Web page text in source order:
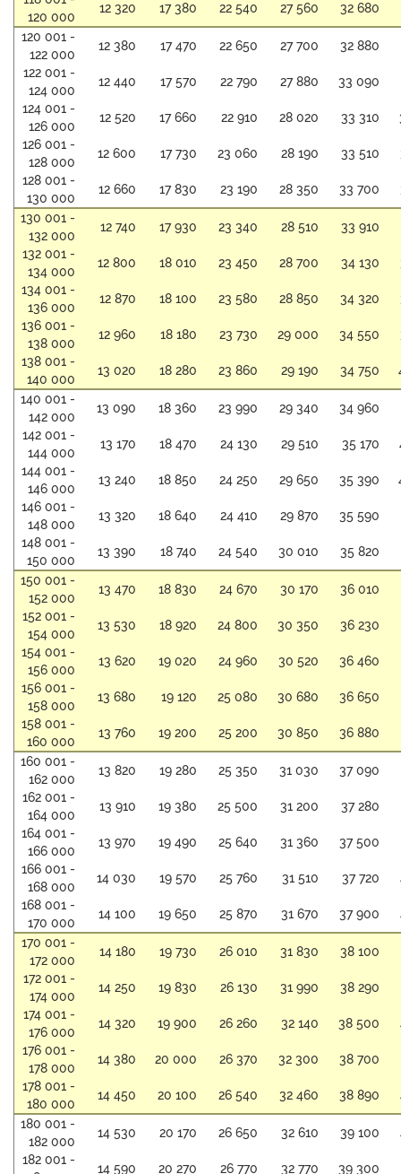
120 000
12 320 17 380 22 540 27 560
32 680
120 001 -
122 000
12 380 17 470 22 650 27 700
32 880
122 001 -
124 000
12 440 17 570 22 790 27 880
33 090
124 001 -
126 000
12 520 17 660 22 910 28 020 33 310
126 001 -
128 000
12 600 17 730 23 060 28 190 33 510
128 001 -
130 000
12 660 17 830 23 190 28 350 33 700
130 001 -
132 000
12 740 17 930 23 340 28 510
33 910
132 001 -
134 000
12 800 18 010 23 450 28 700 34 130
134 001 -
136 000
12 870 18 100 23 580 28 850 34 320
136 001 -
138 000
12 960 18 180 23 730 29 000 34 550
138 001 -
140 000
13 020 18 280 23 860 29 190 34 750
140 001 -
142 000
13 090 18 360 23 990 29 340
34 960
142 001 -
144 000
13 170 18 470 24 130 29 510 35 170
144 001 -
146 000
13 240 18 850 24 250 29 650 35 390
146 001 -
148 000
13 320 18 640 24 410 29 870
35 590
148 001 -
150 000
13 390 18 740 24 540 30 010
35 820
150 001 -
152 000
13 470 18 830 24 670 30 170
36 010
152 001 -
154 000
13 530 18 920 24 800 30 350
36 230
154 001 -
156 000
13 620 19 020 24 960 30 520
36 460
156 001 -
158 000
13 680 19 120 25 080 30 680
36 650
158 001 -
160 000
13 760 19 200 25 200 30 850
36 880
160 001 -
162 000
13 820 19 280 25 350 31 030
37 090
162 001 -
164 000
13 910 19 380 25 500 31 200
37 280
164 001 -
166 000
13 970 19 490 25 640 31 360
37 500
166 001 -
168 000
14 030 19 570 25 760 31 510 37 720
168 001 -
170 000
14 100 19 650 25 870 31 670 37 900
170 001 -
172 000
14 180 19 730 26 010 31 830
38 100
172 001 -
174 000
14 250 19 830 26 130 31 990
38 290
174 001 -
176 000
14 320 19 900 26 260 32 140 38 500
176 001 -
178 000
14 380 20 000 26 370 32 300
38 700
178 001 -
180 000
14 450 20 100 26 540 32 460 38 890
180 001 -
182 000
14 530 20 170 26 650 32 610 39 100
182 001 -
14 590 20 270 26 770 32 770
39 300